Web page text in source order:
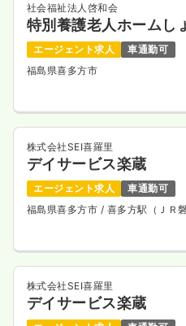
社会福祉法人啓和会
特別養護老人ホームし
エージェント求人
車通勤可
福島県喜多方市
株式会社SEI喜羅里
デイサービス楽蔵
エージェント求人
車通勤可
福島県喜多方市 / 喜多方駅（ＪＲ
株式会社SEI喜羅里
デイサービス楽蔵